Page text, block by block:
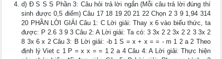
d) Đ S S S Phần 3: Câu hỏi trả lời ngắn (Mỗi câu trả lời đúng thí
sinh được 0,5 điểm) Câu 17 18 19 20 21 22 Chọn 2 3 9 1,94 314
20 PHẦN LỜI GIẢI Câu 1: C Lời giải: Thay x 6 vào biểu thức, ta
được: P 2.6 3 9 3 Câu 2: A Lời giải: Ta có: 3 3x 2 2 3x 2 2 3 3x 2
8 3x 6 x 2 Câu 3: B Lời giải: -b 1 S = x + x = = - m 1 2 a 2 Theo
định lý Viet c 1 P = x x = = 1 2 a 4 Câu 4: A Lời giải: Thực hiện